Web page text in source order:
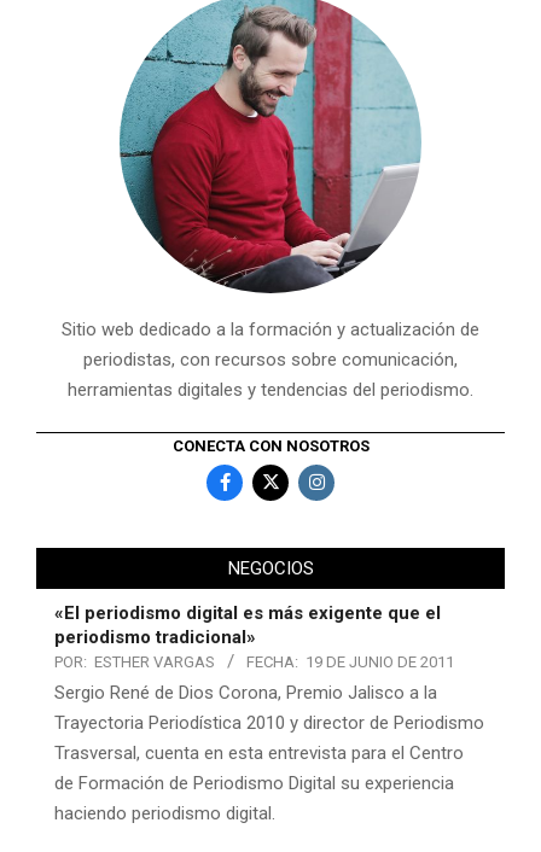
Sitio web dedicado a la formación y actualización de
periodistas, con recursos sobre comunicación,
herramientas digitales y tendencias del periodismo.
CONECTA CON NOSOTROS
NEGOCIOS
«El periodismo digital es más exigente que el
periodismo tradicional»
POR: ESTHER VARGAS FECHA: 19 DE JUNIO DE 2011
Sergio René de Dios Corona, Premio Jalisco a la
Trayectoria Periodística 2010 y director de Periodismo
Trasversal, cuenta en esta entrevista para el Centro
de Formación de Periodismo Digital su experiencia
haciendo periodismo digital.